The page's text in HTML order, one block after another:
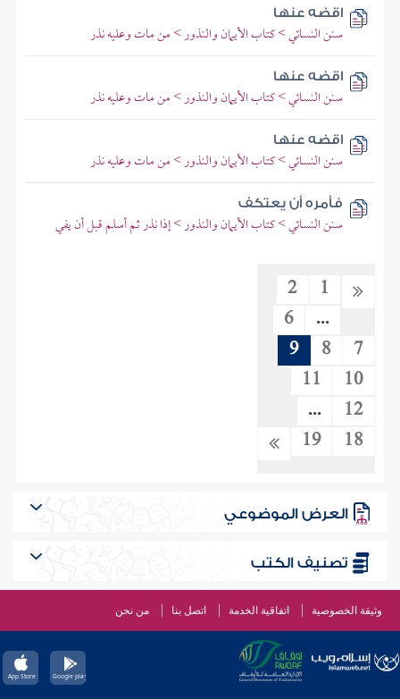
اقضه عنها
سنن النسائي > كتاب الأيمان والنذور > من مات وعليه نذر
اقضه عنها
سنن النسائي > كتاب الأيمان والنذور > من مات وعليه نذر
اقضه عنها
سنن النسائي > كتاب الأيمان والنذور > من مات وعليه نذر
فأمره أن يعتكف
سنن النسائي > كتاب الأيمان والنذور > إذا نذر ثم أسلم قبل أن يفي
1
2
...
6
7
8
9
10
11
12
...
18
19
العرض الموضوعي
تصنيف الكتب
وثيقة الخصوصية اتفاقية الخدمة اتصل بنا من نحن